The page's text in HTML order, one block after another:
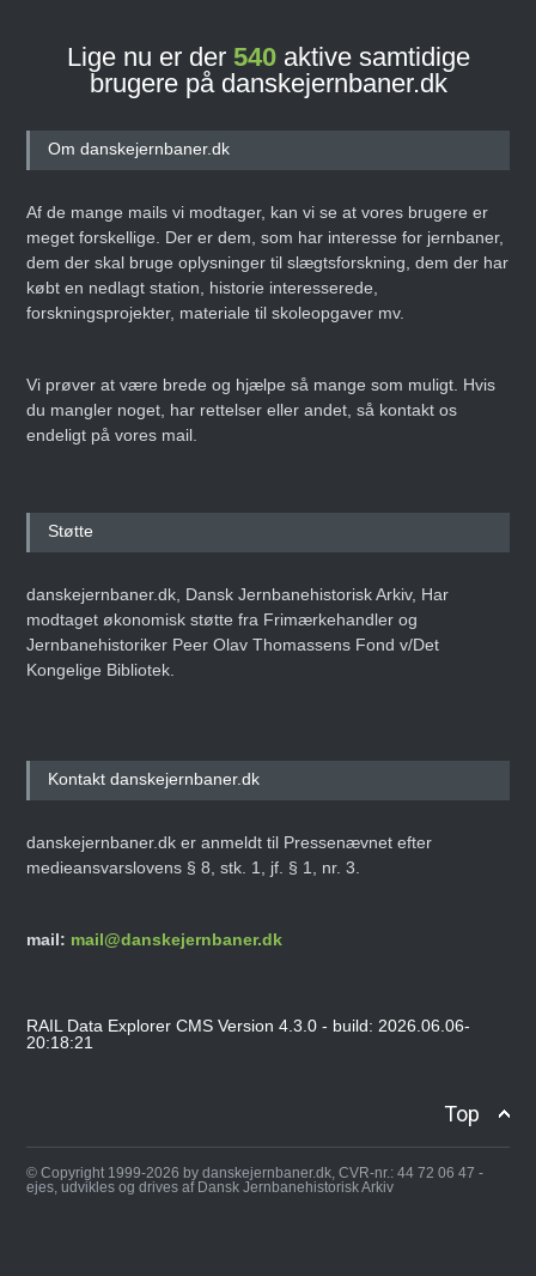
Lige nu er der 540aktive samtidige
brugere på danskejernbaner.dk
Om danskejernbaner.dk
Af de mange mails vi modtager, kan vi se at vores brugere er
meget forskellige. Der er dem, som har interesse for jernbaner,
dem der skal bruge oplysninger til slægtsforskning, dem der har
købt en nedlagt station, historie interesserede,
forskningsprojekter, materiale til skoleopgaver mv.
Vi prøver at være brede og hjælpe så mange som muligt. Hvis
du mangler noget, har rettelser eller andet, så kontakt os
endeligt på vores mail.
Støtte
danskejernbaner.dk, Dansk Jernbanehistorisk Arkiv, Har
modtaget økonomisk støtte fra Frimærkehandler og
Jernbanehistoriker Peer Olav Thomassens Fond v/Det
Kongelige Bibliotek.
Kontakt danskejernbaner.dk
danskejernbaner.dk er anmeldt til Pressenævnet efter
medieansvarslovens § 8, stk. 1, jf. § 1, nr. 3.
mail: mail@danskejernbaner.dk
RAIL Data Explorer CMS Version 4.3.0 - build: 2026.06.06-
20:18:21
Top
© Copyright 1999-2026 by danskejernbaner.dk, CVR-nr.: 44 72 06 47 -
ejes, udvikles og drives af Dansk Jernbanehistorisk Arkiv